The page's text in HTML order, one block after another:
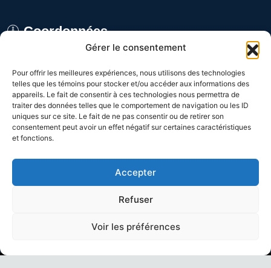
Gérer le consentement
Pour offrir les meilleures expériences, nous utilisons des technologies
telles que les témoins pour stocker et/ou accéder aux informations des
appareils. Le fait de consentir à ces technologies nous permettra de
traiter des données telles que le comportement de navigation ou les ID
uniques sur ce site. Le fait de ne pas consentir ou de retirer son
consentement peut avoir un effet négatif sur certaines caractéristiques
et fonctions.
Accepter
Refuser
Voir les préférences
Coordonnées
Québec H1J 1J3 CANADA
Du lundi au vendredi
de 9h à 16h